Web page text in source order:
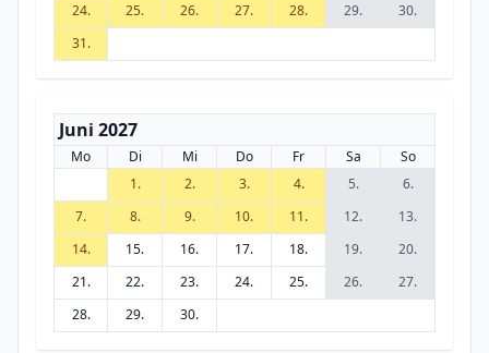
24.
25. 26. 27. 28. 29.
30.
31.
Juni 2027
Mo Di Mi Do Fr Sa
So
1.
2. 3. 4. 5.
6.
7.
8. 9. 10. 11. 12.
13.
14.
15. 16. 17. 18. 19.
20.
21.
22. 23. 24. 25. 26.
27.
28.
29. 30.